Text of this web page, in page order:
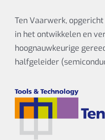
Ten Vaarwerk,
in het ontwikkelen en
hoognauwkeurige
halfgeleider